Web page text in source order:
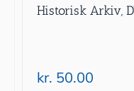
Historisk Arkiv,
kr. 50.00